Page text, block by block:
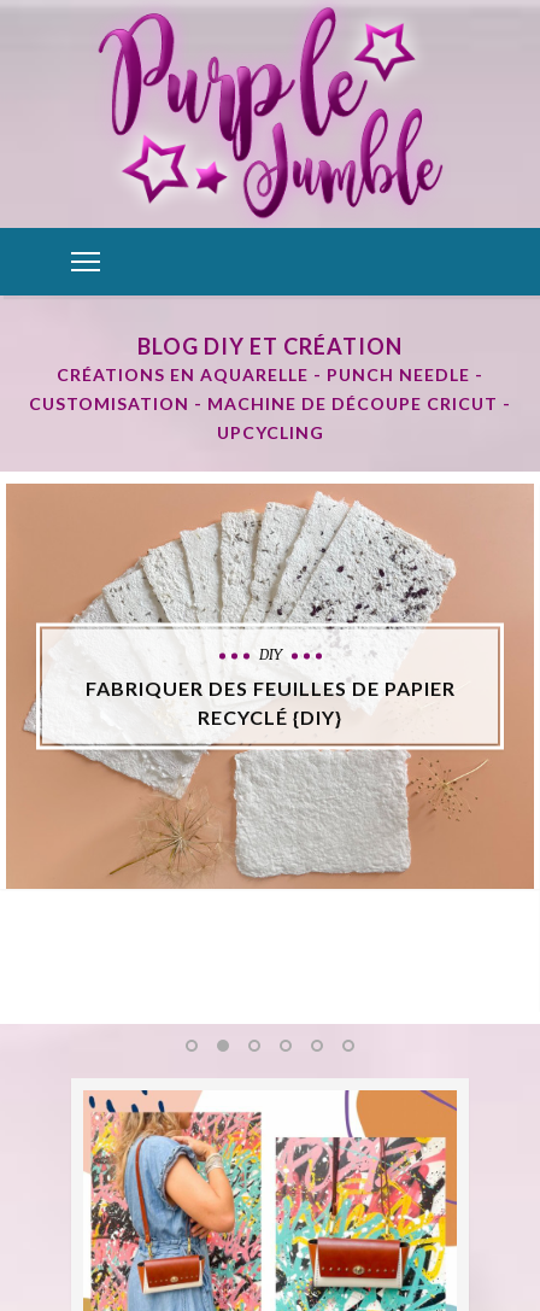
BLOG DIY ET CRÉATION
CRÉATIONS EN AQUARELLE - PUNCH NEEDLE -
CUSTOMISATION - MACHINE DE DÉCOUPE CRICUT -
UPCYCLING
DIY
FABRIQUER DES FEUILLES DE PAPIER
RECYCLÉ {DIY}